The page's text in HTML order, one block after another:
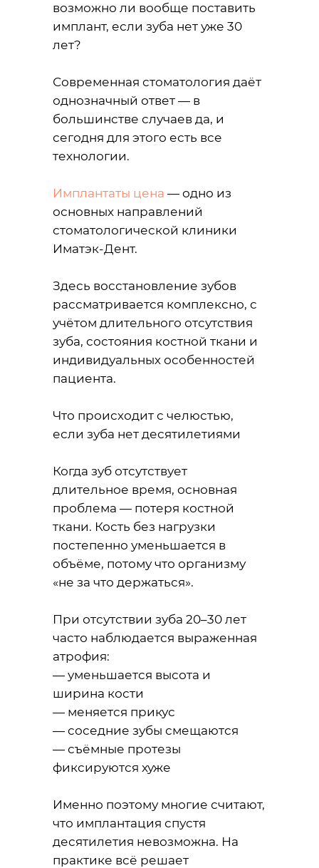
возможно ли вообще поставить
имплант, если зуба нет уже 30
лет?
Современная стоматология даёт
однозначный ответ — в
большинстве случаев да, и
сегодня для этого есть все
технологии.
Имплантаты цена — одно из
основных направлений
стоматологической клиники
Иматэк-Дент.
Здесь восстановление зубов
рассматривается комплексно, с
учётом длительного отсутствия
зуба, состояния костной ткани и
индивидуальных особенностей
пациента.
Что происходит с челюстью,
если зуба нет десятилетиями
Когда зуб отсутствует
длительное время, основная
проблема — потеря костной
ткани. Кость без нагрузки
постепенно уменьшается в
объёме, потому что организму
«не за что держаться».
При отсутствии зуба 20–30 лет
часто наблюдается выраженная
атрофия:
— уменьшается высота и
ширина кости
— меняется прикус
— соседние зубы смещаются
— съёмные протезы
фиксируются хуже
Именно поэтому многие считают,
что имплантация спустя
десятилетия невозможна. На
практике всё решает